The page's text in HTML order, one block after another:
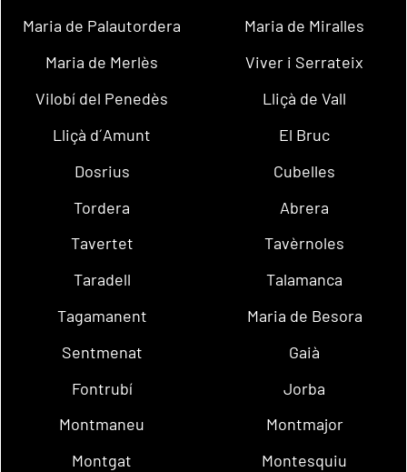
Maria de Palautordera
Maria de Miralles
Maria de Merlès
Viver i Serrateix
Vilobí del Penedès
Lliçà de Vall
Lliçà d´Amunt
El Bruc
Dosrius
Cubelles
Tordera
Abrera
Tavertet
Tavèrnoles
Taradell
Talamanca
Tagamanent
Maria de Besora
Sentmenat
Gaià
Fontrubí
Jorba
Montmaneu
Montmajor
Montgat
Montesquiu